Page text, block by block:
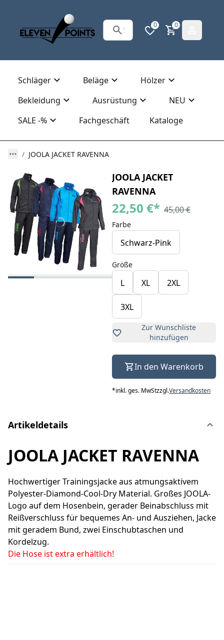
0 0
Schläger Beläge
Hölzer
Bekleidung
Ausrüstung
NEU
SALE -%
Fachgeschäft Kataloge
JOOLA JACKET RAVENNA
JOOLA JACKET
RAVENNA
22,50 €* 45,00 €
Farbe
Schwarz-Pink
Größe
L XL 2XL
3XL
Zur Wunschliste
hinzufügen
In den Warenkorb
*inkl. ges. MwStzzgl.Versandkosten
Artikeldetails
JOOLA JACKET RAVENNA
Hochwertiger Trainingsjacke aus atmungsaktivem
Polyester-Diamond-Cool-Dry Material. Großes JOOLA-
Logo auf dem Hosenbein, gerader Beinabschluss mit
Reißverschluss für bequemes An- und Ausziehen, Jacke
mit geradem Bund, zwei Einschubtaschen und
Kordelzug.
Die Hose ist extra erhältlich!